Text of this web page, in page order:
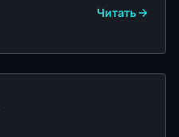
Читать